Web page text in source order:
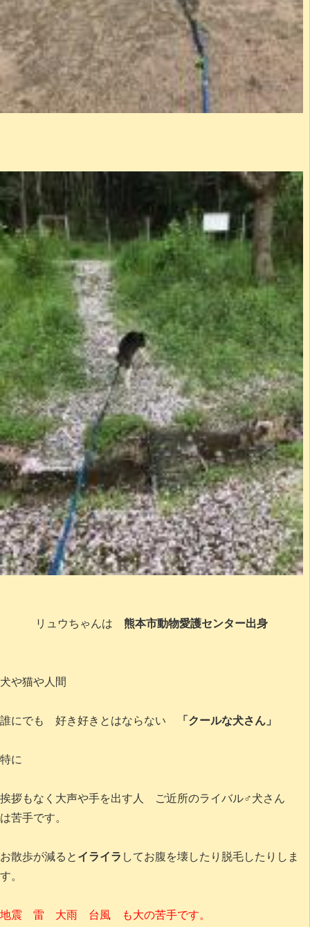
リュウちゃんは熊本市動物愛護センター出身
犬や猫や人間
誰にでも 好き好きとはならない 「クールな犬さん」
特に
挨拶もなく大声や手を出す人 ご近所のライバル♂犬さん
は苦手です。
お散歩が減ると イライラ してお腹を壊したり脱毛したりしま
す。
地震 雷 大雨 台風 も大の苦手です。